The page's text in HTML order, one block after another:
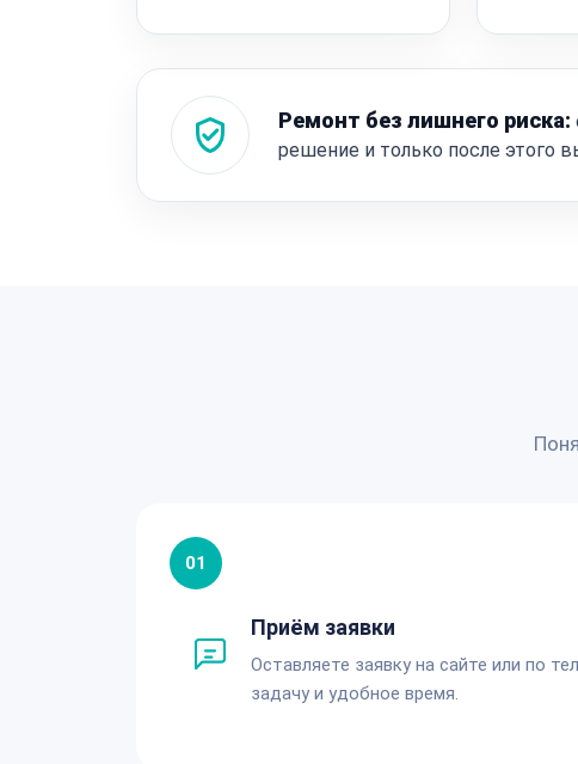
Ремонт без лишнего риска:
решение и только после этого
01
Приём заявки
Оставляете заявку на сайте или по
задачу и удобное время.